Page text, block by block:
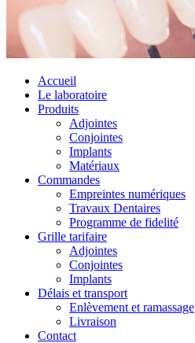
Accueil
Le laboratoire
Produits
Adjointes
Conjointes
Implants
Matériaux
Commandes
Empreintes numériques
Travaux Dentaires
Programme de fidelité
Grille tarifaire
Adjointes
Conjointes
Implants
Délais et transport
Enlèvement et ramassage
Livraison
Contact